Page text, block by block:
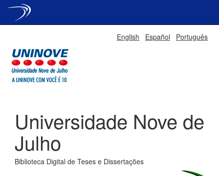
English Español Português
Universidade Nove de
Julho
Biblioteca Digital de Teses e Dissertações